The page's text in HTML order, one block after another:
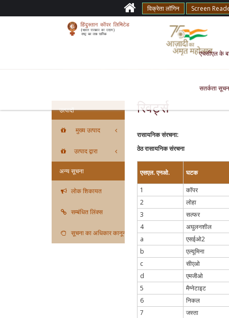
विक्रेता लॉगिन Screen
एचसीएल के
सतर्कता
उत्पादों
मुख्य उत्पाद
उत्पाद द्वारा
अन्य सूचना
लोक शिकायत
सम्बंधित लिंक्स
सूचना का अधिकार कानून
रिवर्ट्स
रासायनिक संरचना:
ठेठ रासायनिक संरचना
एसएल. एनओ.
घटक
1
कॉपर
2
लोहा
3
सल्फर
4
अघुलनशील
a
एसईओ2
b
एल्यूमिना
c
सीएओ
d
एमजीओ
5
मैग्नेटाइट
6
निकल
7
जस्ता